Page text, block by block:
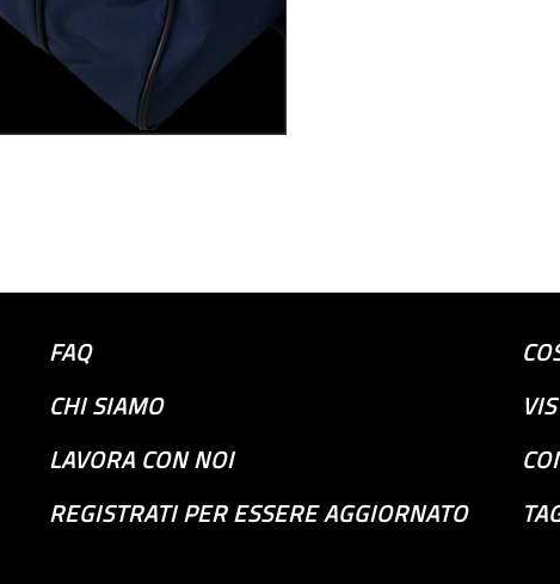
FAQ
CHI SIAMO
LAVORA CON NOI
REGISTRATI PER ESSERE AGGIORNATO